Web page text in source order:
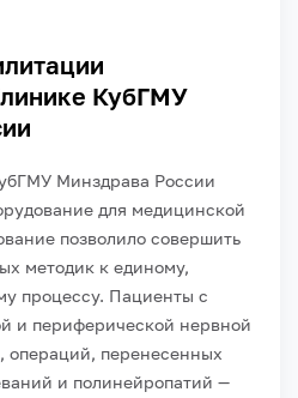
КубГМУ
Минздрава России
для медицинской
позволило совершить
методик к единому,
процессу. Пациенты с
и периферической нервной
операций, перенесенных
и полинейропатий —